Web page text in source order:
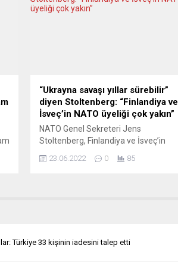
hükümetinin bu talebi mühimmatın
“Ukrayna savaşı yıllar sürebilir”
diyen Stoltenberg: “Finlandiya ve
İsveç’in NATO üyeliği çok yakın”
NATO Genel Sekreteri Jens
Stoltenberg, Finlandiya ve İsveç’in
Türkiye’nin güvenlik endişelerinin
ilgili soruyu yanıtlarken ittifak içinde
23.06.2022 0 85
Türkiye 33 kişinin iadesini talep etti